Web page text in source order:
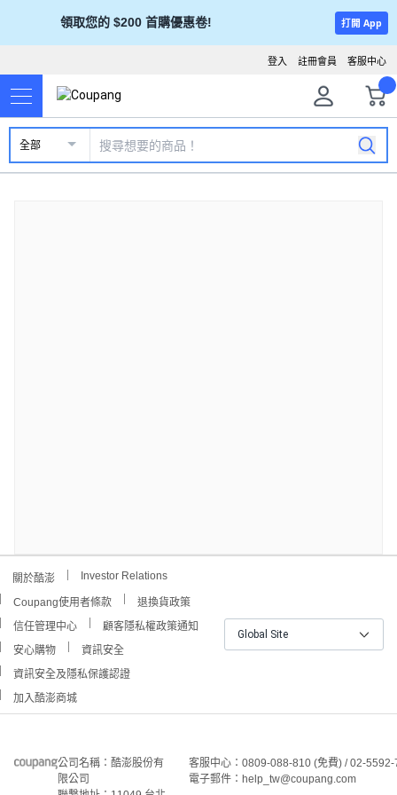
領取您的 $200 首購優惠卷! 打開 App
客服中心
註冊會員
登入
全部
關於酷澎 Investor Relations
Coupang使用者條款
退換貨政策
信任管理中心
顧客隱私權政策通知
安心購物
資訊安全
資訊安全及隱私保護認證
加入酷澎商城
Global Site
公司名稱：酷澎股份有
限公司
客服中心：0809-088-810 (免費) / 02-
電子郵件：help_tw@coupang.com